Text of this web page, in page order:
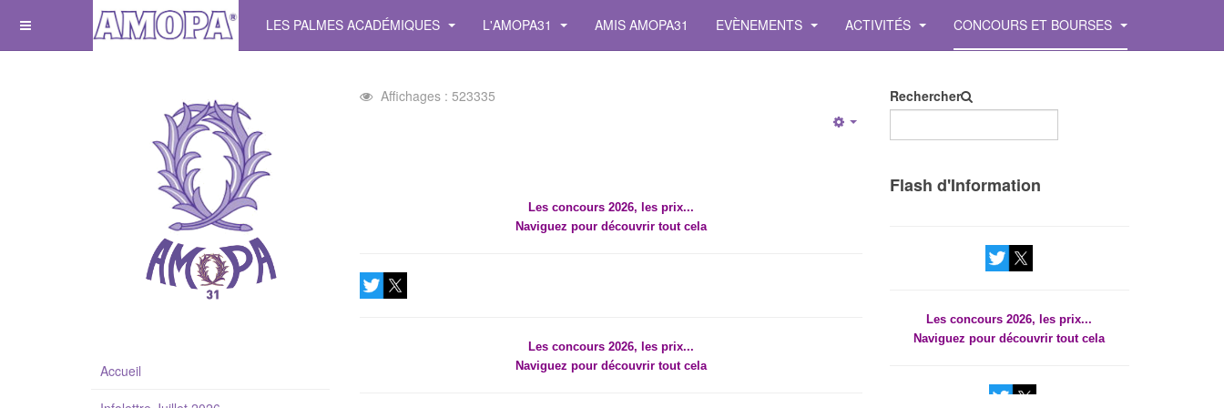
LES PALMES ACADÉMIQUES L'AMOPA31 AMIS AMOPA31 EVÈNEMENTS ACTIVITÉS CONCOURS ET BOURSES
Affichages : 523335
Les concours 2026, les prix...
Naviguez pour découvrir tout cela
Les concours 2026, les prix...
Naviguez pour découvrir tout cela
Accueil
Rechercher
Flash d'Information
Naviguez pour découvrir tout cela
Naviguez pour découvrir tout cela